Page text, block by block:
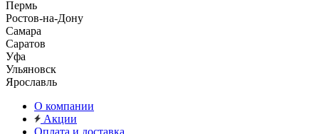
Пермь
Ростов-на-Дону
Самара
Саратов
Уфа
Ульяновск
Ярославль
О компании
Акции
Оплата и доставка